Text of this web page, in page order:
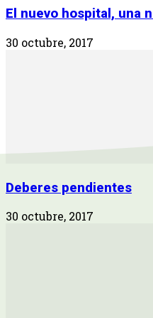
El nuevo hospital, una
30 octubre, 2017
Deberes pendientes
30 octubre, 2017